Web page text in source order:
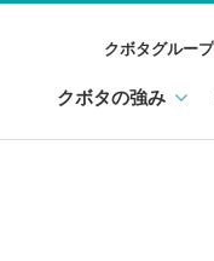
クボタグループ
クボタの強み